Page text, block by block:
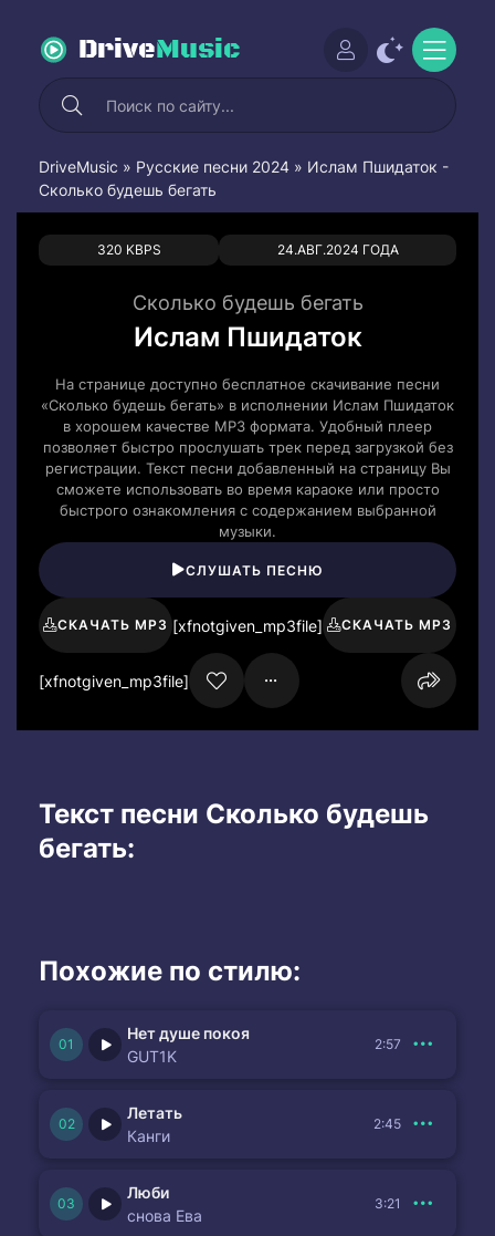
DriveMusic
DriveMusic » Русские песни 2024 » Ислам Пшидаток -
Сколько будешь бегать
320 KBPS 24.АВГ.2024 ГОДА
0 0
Сколько будешь бегать
Ислам Пшидаток
На странице доступно бесплатное скачивание песни
«Сколько будешь бегать» в исполнении Ислам Пшидаток
в хорошем качестве MP3 формата. Удобный плеер
позволяет быстро прослушать трек перед загрузкой без
регистрации. Текст песни добавленный на страницу Вы
сможете использовать во время караоке или просто
быстрого ознакомления с содержанием выбранной
музыки.
СЛУШАТЬ ПЕСНЮ
СКАЧАТЬ MP3 [xfnotgiven_mp3file] СКАЧАТЬ MP3
[xfnotgiven_mp3file]
Текст песни Сколько будешь
бегать:
Похожие по стилю:
Нет душе покоя
GUT1K
2:57
Летать
Канги
2:45
Люби
снова Ева
3:21